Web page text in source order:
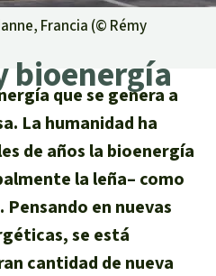
y Noticias
al boletín
Salva la Selva
tropical
Salva la Selva
la Selva
de donación
un tema
animal
la selva
una región
Asia
Francia (© Rémy
bioenergía
que se genera a
La humanidad ha
de años la bioenergía
la leña– como
en nuevas
se está
cantidad de nueva